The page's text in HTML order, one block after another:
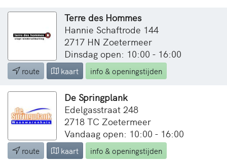
Terre des Hommes
Hannie Schaftrode 144
2717 HN Zoetermeer
Dinsdag open: 10:00 - 16:00
route kaart info & openingstijden
De Springplank
Edelgasstraat 248
2718 TC Zoetermeer
Vandaag open: 10:00 - 16:00
route kaart info & openingstijden